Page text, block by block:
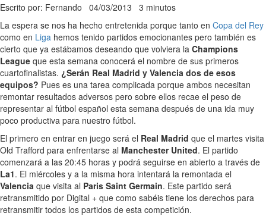
Escrito por: Fernando 04/03/2013 3 minutos
La espera se nos ha hecho entretenida porque tanto en Copa del Rey
como en Liga hemos tenido partidos emocionantes pero también es
cierto que ya estábamos deseando que volviera la Champions
League que esta semana conocerá el nombre de sus primeros
cuartofinalistas. ¿Serán Real Madrid y Valencia dos de esos
equipos? Pues es una tarea complicada porque ambos necesitan
remontar resultados adversos pero sobre ellos recae el peso de
representar al fútbol español esta semana después de una ida muy
poco productiva para nuestro fútbol.
El primero en entrar en juego será el Real Madrid que el martes visita
Old Trafford para enfrentarse al Manchester United. El partido
comenzará a las 20:45 horas y podrá seguirse en abierto a través de
La1. El miércoles y a la misma hora intentará la remontada el
Valencia que visita al Paris Saint Germain. Este partido será
retransmitido por Digital + que como sabéis tiene los derechos para
retransmitir todos los partidos de esta competición.